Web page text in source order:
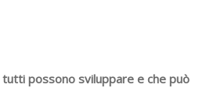
tutti possono sviluppare e che può